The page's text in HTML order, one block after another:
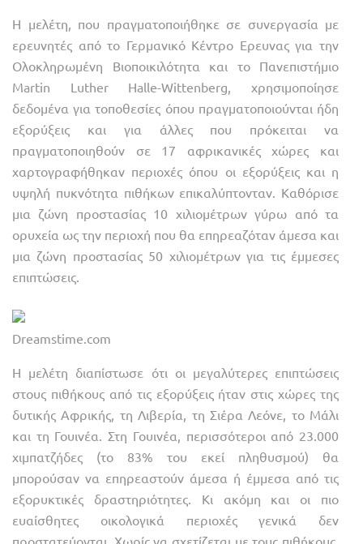
Η μελέτη, που πραγματοποιήθηκε σε συνεργασία με
ερευνητές από το Γερμανικό Κέντρο Ερευνας για την
Ολοκληρωμένη Βιοποικιλότητα και το Πανεπιστήμιο
Martin Luther Halle-Wittenberg, χρησιμοποίησε
δεδομένα για τοποθεσίες όπου πραγματοποιούνται ήδη
εξορύξεις και για άλλες που πρόκειται να
πραγματοποιηθούν σε 17 αφρικανικές χώρες και
χαρτογραφήθηκαν περιοχές όπου οι εξορύξεις και η
υψηλή πυκνότητα πιθήκων επικαλύπτονταν. Καθόρισε
μια ζώνη προστασίας 10 χιλιομέτρων γύρω από τα
ορυχεία ως την περιοχή που θα επηρεαζόταν άμεσα και
μια ζώνη προστασίας 50 χιλιομέτρων για τις έμμεσες
επιπτώσεις.
Dreamstime.com
Η μελέτη διαπίστωσε ότι οι μεγαλύτερες επιπτώσεις
στους πιθήκους από τις εξορύξεις ήταν στις χώρες της
δυτικής Αφρικής, τη Λιβερία, τη Σιέρα Λεόνε, το Μάλι
και τη Γουινέα. Στη Γουινέα, περισσότεροι από 23.000
χιμπατζήδες (το 83% του εκεί πληθυσμού) θα
μπορούσαν να επηρεαστούν άμεσα ή έμμεσα από τις
εξορυκτικές δραστηριότητες. Κι ακόμη και οι πιο
ευαίσθητες οικολογικά περιοχές γενικά δεν